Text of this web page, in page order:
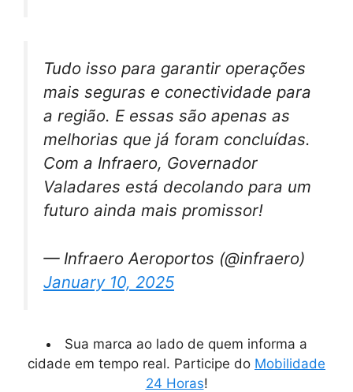
Tudo isso para garantir operações
mais seguras e conectividade para
a região. E essas são apenas as
melhorias que já foram concluídas.
Com a Infraero, Governador
Valadares está decolando para um
futuro ainda mais promissor!
— Infraero Aeroportos (@infraero)
January 10, 2025
Sua marca ao lado de quem informa a
cidade em tempo real. Participe do Mobilidade
24 Horas!